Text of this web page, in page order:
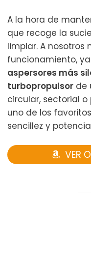
A la hora de
que recoge la
limpiar. A nosotros
funcionamiento,
aspersores más
turbopropulsor de
circular, sectorial o
uno de los
sencillez y
VER